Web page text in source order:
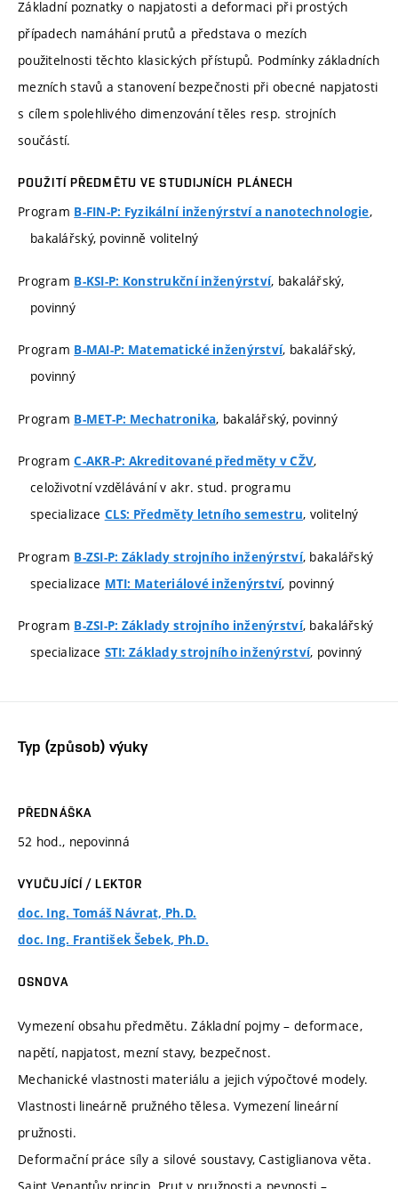
Základní poznatky o napjatosti a deformaci při prostých
případech namáhání prutů a představa o mezích
použitelnosti těchto klasických přístupů. Podmínky základních
mezních stavů a stanovení bezpečnosti při obecné napjatosti
s cílem spolehlivého dimenzování těles resp. strojních
součástí.
POUŽITÍ PŘEDMĚTU VE STUDIJNÍCH PLÁNECH
Program B-FIN-P: Fyzikální inženýrství a nanotechnologie,
bakalářský, povinně volitelný
Program B-KSI-P: Konstrukční inženýrství, bakalářský,
povinný
Program B-MAI-P: Matematické inženýrství, bakalářský,
povinný
Program B-MET-P: Mechatronika, bakalářský, povinný
ProgramC-AKR-P: Akreditované předměty v CŽV,
celoživotní vzdělávání v akr. stud. programu
specializace CLS: Předměty letního semestru, volitelný
Program B-ZSI-P: Základy strojního inženýrství, bakalářský
specializace MTI: Materiálové inženýrství, povinný
Program B-ZSI-P: Základy strojního inženýrství, bakalářský
specializace STI: Základy strojního inženýrství, povinný
Typ (způsob) výuky
PŘEDNÁŠKA
52 hod., nepovinná
VYUČUJÍCÍ / LEKTOR
doc. Ing. Tomáš Návrat, Ph.D.
doc. Ing. František Šebek, Ph.D.
OSNOVA
Vymezení obsahu předmětu. Základní pojmy – deformace,
napětí, napjatost, mezní stavy, bezpečnost.
Mechanické vlastnosti materiálu a jejich výpočtové modely.
Vlastnosti lineárně pružného tělesa. Vymezení lineární
pružnosti.
Deformační práce síly a silové soustavy, Castiglianova věta.